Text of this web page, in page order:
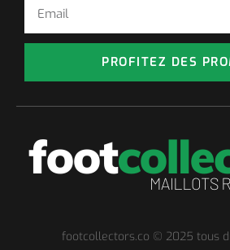
PROFITEZ DES
footcollectors.co © 2025 tous